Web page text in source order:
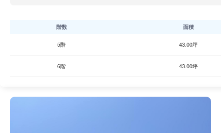
階数 面積
5階 43.00坪
6階 43.00坪